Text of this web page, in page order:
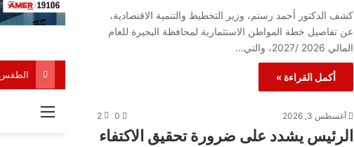
كشف الدكتور أحمد رستم، وزير التخطيط والتنمية الاقتصادية،
عن تفاصيل خطة المواطن الاستثمارية لمحافظة البحيرة للعام
المالي 2026 /2027، والتي…
أكمل القراءة »
أغسطس 3, 2026 0
2
الرئيس يشدد على ضرورة تحقيق الاكتفاء